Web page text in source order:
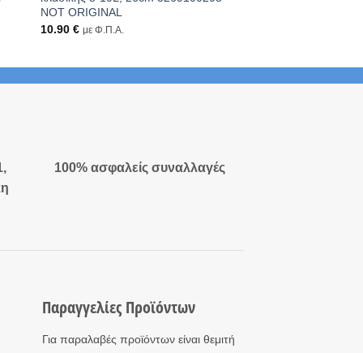
NOT ORIGINAL
10.90 € με Φ.Π.Α.
100% ασφαλείς συναλλαγές
Παραγγελίες Προϊόντων
Για παραλαβές προϊόντων είναι θεμιτή